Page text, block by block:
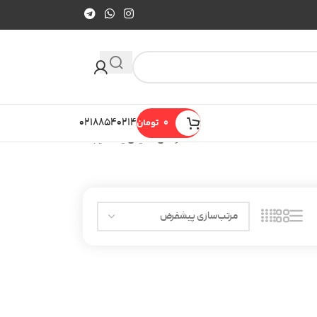
تومان۰۲۱۸۸۵۴۰۲۱۴
در حال نمایش یک نتیجه